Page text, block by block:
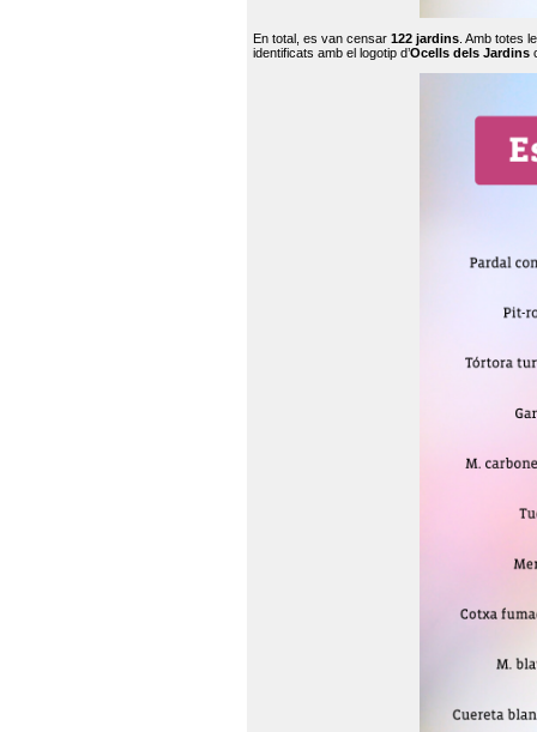
En total, es van censar 122 jardins . Amb totes
identificats amb el logotip d’Ocells dels Jardins